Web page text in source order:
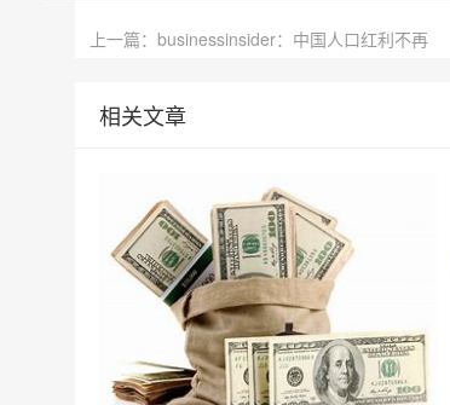
上一篇：businessinsider：中国人口红利不再
相关文章